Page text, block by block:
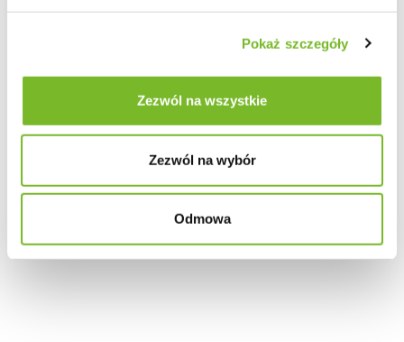
Pokaż szczegóły
Zezwól na wszystkie
Zezwól na wybór
Odmowa